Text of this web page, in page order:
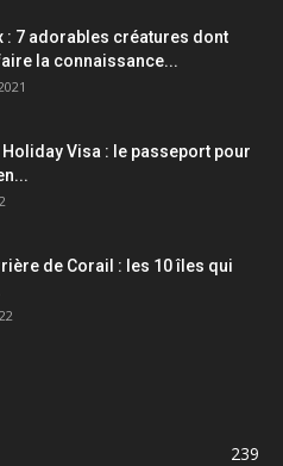
: 7 adorables créatures dont
la connaissance...
Holiday Visa : le passeport pour
de Corail : les 10 îles qui
239